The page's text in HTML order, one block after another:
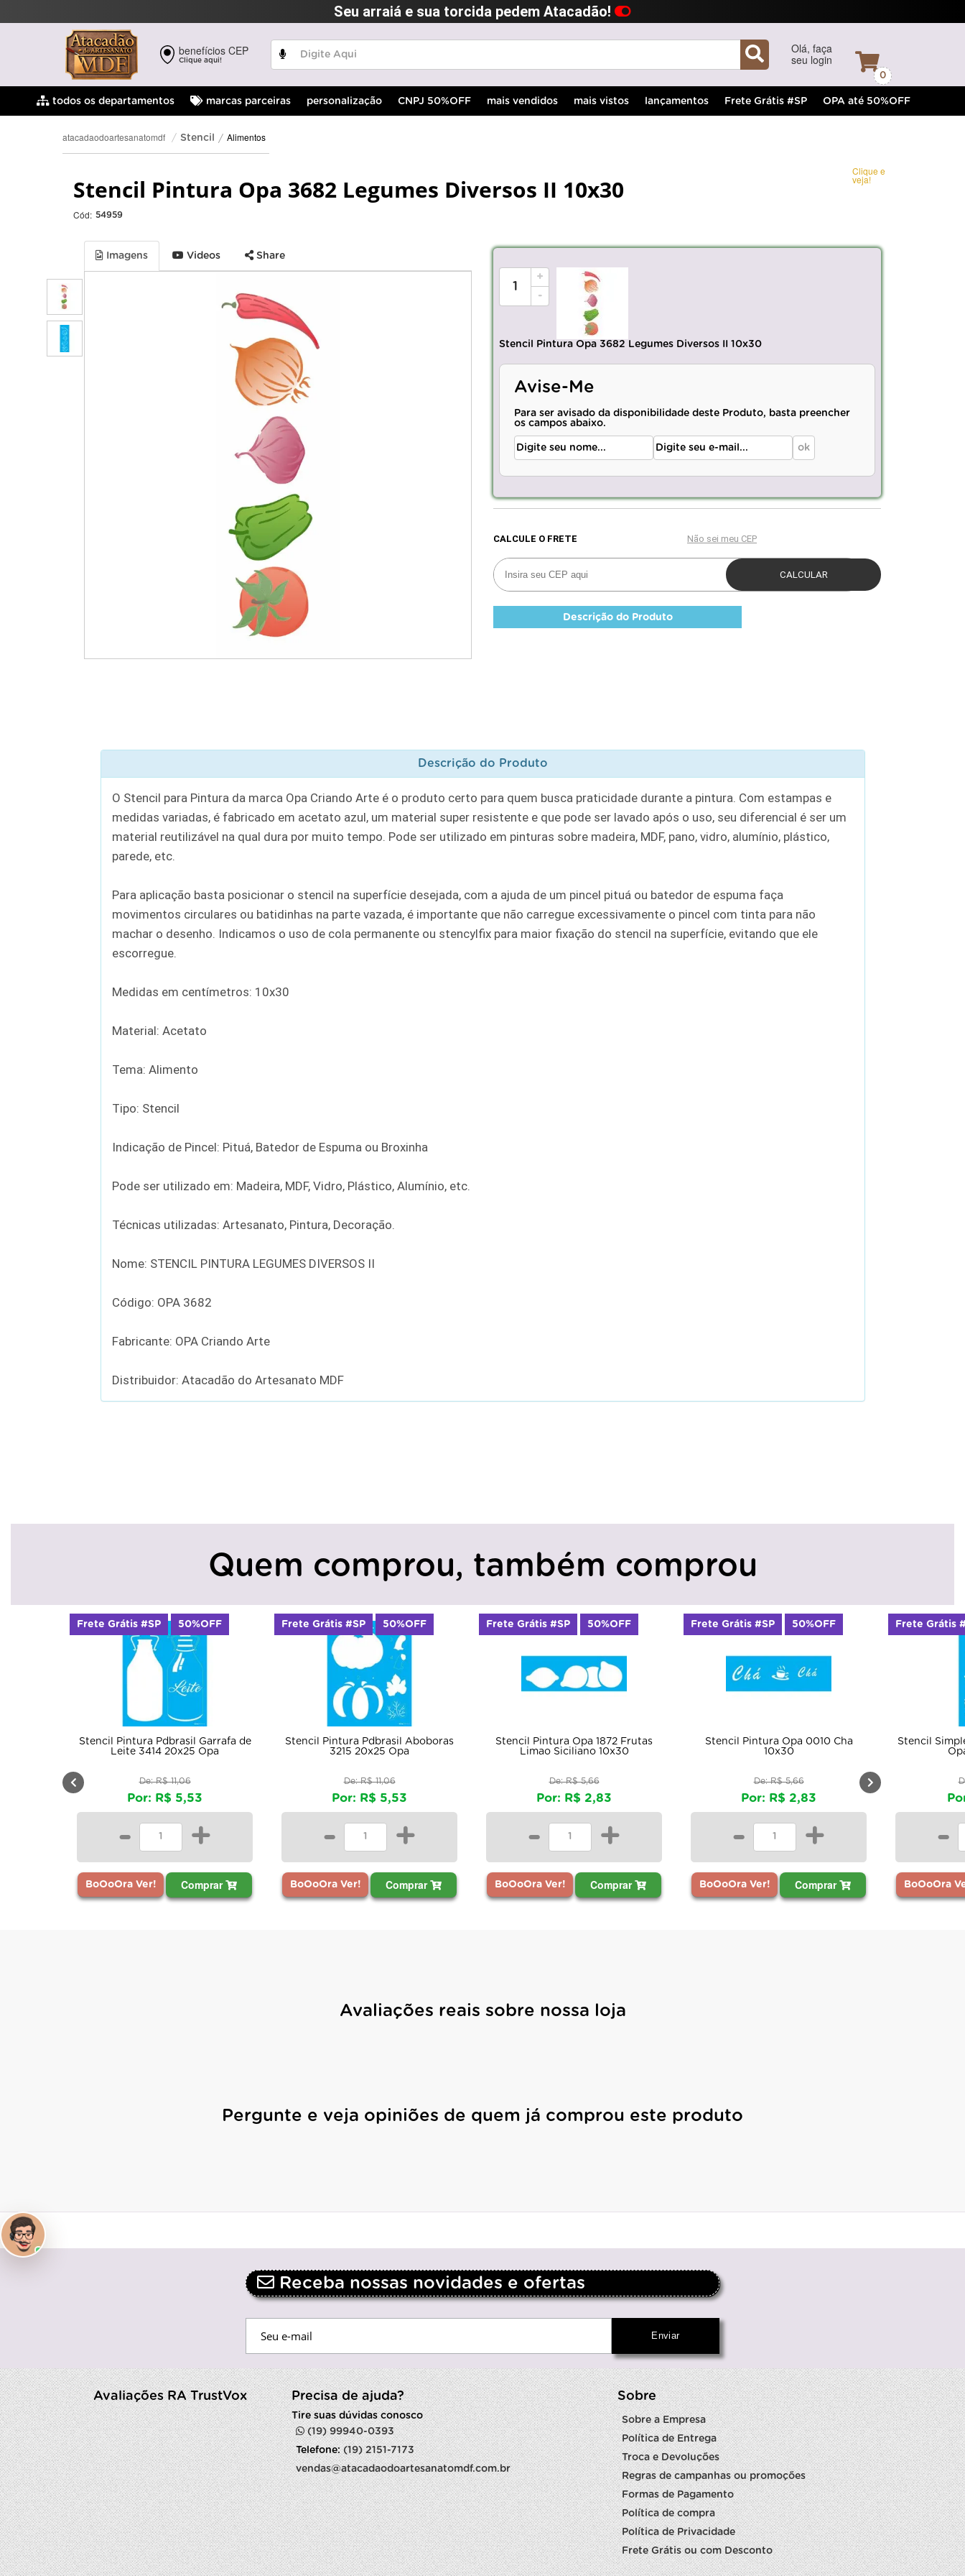
Seu arraiá e sua torcida pedem Atacadão!
benefícios CEP
Clique aqui!
Olá, faça
seu login
0
todos os departamentos marcas parceiras personalização CNPJ 50%OFF mais vendidos mais vistos lançamentos Frete Grátis #SP OPA até 50%OFF
atacadaodoartesanatomdf Stencil Alimentos
Stencil Pintura Opa 3682 Legumes Diversos II 10x30
Cód: 54959
Clique e
veja!
Imagens Videos Share
+
-
Stencil Pintura Opa 3682 Legumes Diversos II 10x30
Avise-Me
Para ser avisado da disponibilidade deste Produto, basta preencher
os campos abaixo.
Descrição do Produto
Descrição do Produto
O Stencil para Pintura da marca Opa Criando Arte é o produto certo para quem busca praticidade durante a pintura. Com estampas e
medidas variadas, é fabricado em acetato azul, um material super resistente e que pode ser lavado após o uso, seu diferencial é ser um
material reutilizável na qual dura por muito tempo. Pode ser utilizado em pinturas sobre madeira, MDF, pano, vidro, alumínio, plástico,
parede, etc.
Para aplicação basta posicionar o stencil na superfície desejada, com a ajuda de um pincel pituá ou batedor de espuma faça
movimentos circulares ou batidinhas na parte vazada, é importante que não carregue excessivamente o pincel com tinta para não
machar o desenho. Indicamos o uso de cola permanente ou stencylfix para maior fixação do stencil na superfície, evitando que ele
escorregue.
Medidas em centímetros: 10x30
Material: Acetato
Tema: Alimento
Tipo: Stencil
Indicação de Pincel: Pituá, Batedor de Espuma ou Broxinha
Pode ser utilizado em: Madeira, MDF, Vidro, Plástico, Alumínio, etc.
Técnicas utilizadas: Artesanato, Pintura, Decoração.
Nome: STENCIL PINTURA LEGUMES DIVERSOS II
Código: OPA 3682
Fabricante: OPA Criando Arte
Distribuidor: Atacadão do Artesanato MDF
Quem comprou, também comprou
Stencil Pintura Pdbrasil Garrafa de
Leite 3414 20x25 Opa
De: R$ 11,06
Por: R$ 5,53
- +
BoOoOra Ver! Comprar
Frete Grátis #SP 50%OFF
Stencil Pintura Pdbrasil Aboboras
3215 20x25 Opa
De: R$ 11,06
Por: R$ 5,53
- +
BoOoOra Ver! Comprar
Frete Grátis #SP 50%OFF
Stencil Pintura Opa 1872 Frutas
Limao Siciliano 10x30
De: R$ 5,66
Por: R$ 2,83
- +
BoOoOra Ver! Comprar
Frete Grátis #SP 50%OFF
Stencil Pintura Opa 0010 Cha
10x30
De: R$ 5,66
Por: R$ 2,83
- +
BoOoOra Ver! Comprar
Frete Grátis #SP 50%OFF
Stencil
-
BoOoOra
Frete Grátis
Avaliações reais sobre nossa loja
Pergunte e veja opiniões de quem já comprou este produto
Receba nossas novidades e ofertas
Avaliações RA TrustVox Precisa de ajuda?
Tire suas dúvidas conosco
(19) 99940-0393
Telefone:(19) 2151-7173
vendas@atacadaodoartesanatomdf.com.br
Sobre
Sobre a Empresa
Política de Entrega
Troca e Devoluções
Regras de campanhas ou promoções
Formas de Pagamento
Política de compra
Política de Privacidade
Frete Grátis ou com Desconto